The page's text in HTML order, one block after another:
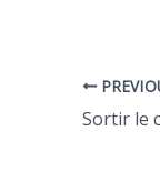
Sortir le